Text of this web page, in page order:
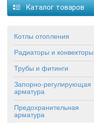
Каталог товаров
Котлы отопления
Радиаторы и конвекторы
Трубы и фитинги
Запорно-регулирующая
арматура
Предохранительная
арматура